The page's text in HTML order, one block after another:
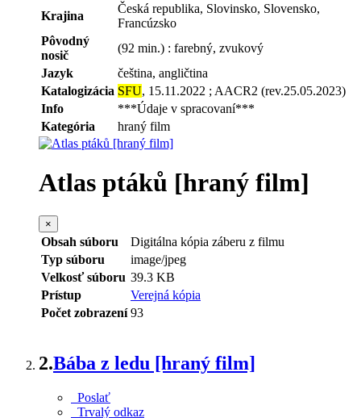
Krajina
Česká republika, Slovinsko, Slovensko,
Francúzsko
Pôvodný
nosič
(92 min.) : farebný, zvukový
Jazyk
čeština, angličtina
Katalogizácia SFU, 15.11.2022 ; AACR2 (rev.25.05.2023)
Info
***Údaje v spracovaní***
Kategória
hraný film
Atlas ptáků [hraný film]
×
Obsah súboru
Digitálna kópia záberu z filmu
Typ súboru
image/jpeg
Velkosť súboru 39.3 KB
Prístup
Verejná kópia
Počet zobrazení 93
2.Bába z ledu [hraný film]
Poslať
Trvalý odkaz